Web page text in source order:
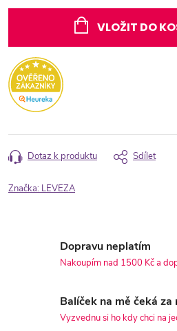
VLOŽIT DO
Dotaz k produktu Sdílet
Značka: LEVEZA
Dopravu neplatím
Nakoupím nad 1500 Kč a
Balíček na mě čeká za
Vyzvednu si ho kdy chci na